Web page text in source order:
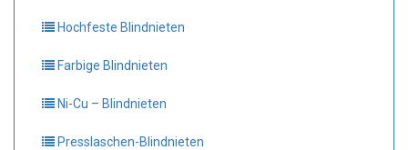
Hochfeste Blindnieten
Farbige Blindnieten
Ni-Cu – Blindnieten
Presslaschen-Blindnieten